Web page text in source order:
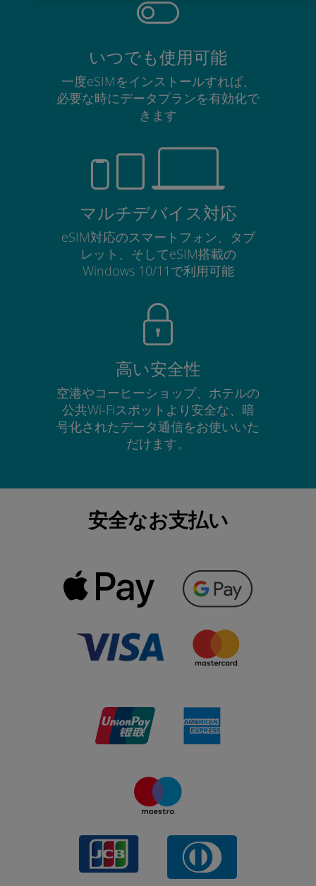
いつでも使用可能
一度eSIMをインストールすれば、
必要な時にデータプランを有効化で
きます
マルチデバイス対応
eSIM対応のスマートフォン、タブ
レット、そしてeSIM搭載の
Windows 10/11で利用可能
高い安全性
空港やコーヒーショップ、ホテルの
公共Wi-Fiスポットより安全な、暗
号化されたデータ通信をお使いいた
だけます。
安全なお支払い